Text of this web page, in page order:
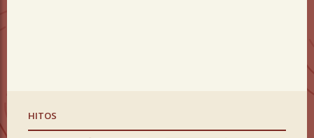
HITOS